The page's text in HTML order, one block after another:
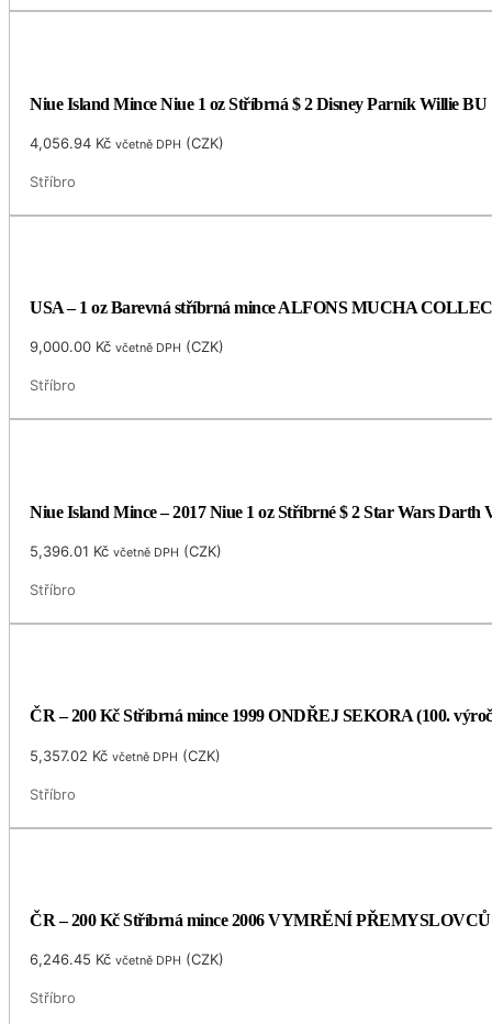
Niue Island Mince Niue 1 oz Stříbrná $ 2 Disney Parník Willie BU
4,056.94 Kč včetně DPH (CZK)
Stříbro
USA – 1 oz Barevná stříbrná mince ALFONS MUCHA
9,000.00 Kč včetně DPH (CZK)
Stříbro
Niue Island Mince – 2017 Niue 1 oz Stříbrné $ 2 Star Wars Darth
5,396.01 Kč včetně DPH (CZK)
Stříbro
ČR – 200 Kč Stříbrná mince 1999 ONDŘEJ SEKORA (100.
5,357.02 Kč včetně DPH (CZK)
Stříbro
ČR – 200 Kč Stříbrná mince 2006 VYMRĚNÍ
6,246.45 Kč včetně DPH (CZK)
Stříbro